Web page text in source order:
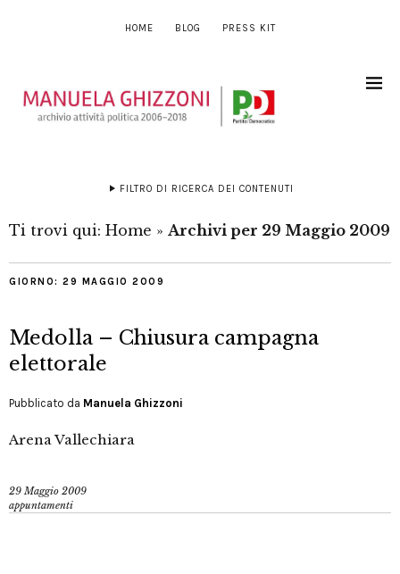
HOME BLOG PRESS KIT
FILTRO DI RICERCA DEI CONTENUTI
Ti trovi qui: Home » Archivi per 29 Maggio 2009
GIORNO: 29 MAGGIO 2009
Medolla – Chiusura campagna
elettorale
Pubblicato da Manuela Ghizzoni
Arena Vallechiara
29 Maggio 2009
appuntamenti